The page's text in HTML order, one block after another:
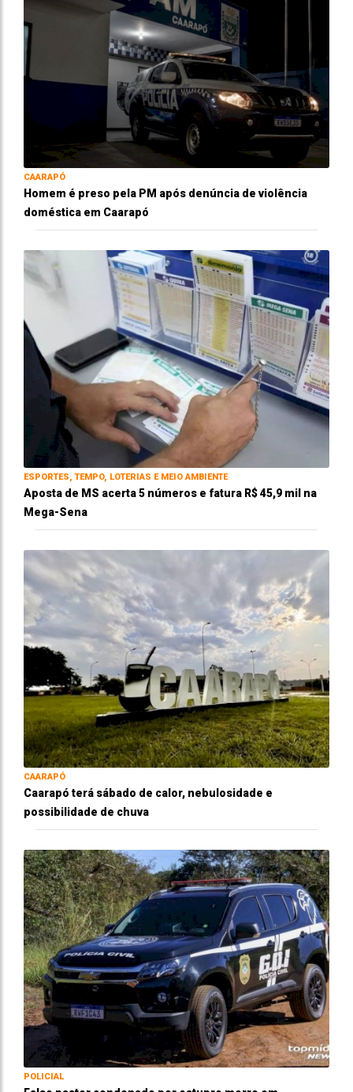
CAARAPÓ
Homem é preso pela PM após denúncia de violência
doméstica em Caarapó
ESPORTES, TEMPO, LOTERIAS E MEIO AMBIENTE
Aposta de MS acerta 5 números e fatura R$ 45,9 mil na
Mega-Sena
CAARAPÓ
Caarapó terá sábado de calor, nebulosidade e
possibilidade de chuva
POLICIAL